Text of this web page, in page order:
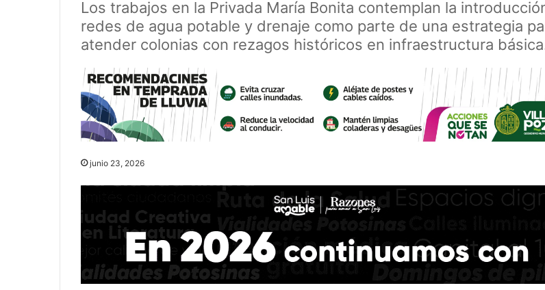
Los trabajos en la Privada María Bonita contemplan la
redes de agua potable y drenaje como parte de una estrategia
atender colonias con rezagos históricos en infraestructura
junio 23, 2026